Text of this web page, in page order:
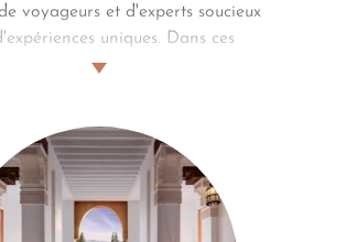
voyageurs et d'experts soucieux
uniques. Dans ces
retrouvez évidemment les
l'émerveillement à la découverte, là où
tout son sens.